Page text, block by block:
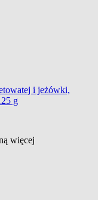
i jeżówki,
g
więcej